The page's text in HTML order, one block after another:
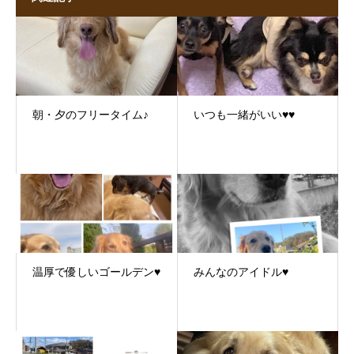
朝・夕のフリータイム♪ いつも一緒がいい♥♥
温厚で優しいゴールデン♥ みんなのアイドル♥